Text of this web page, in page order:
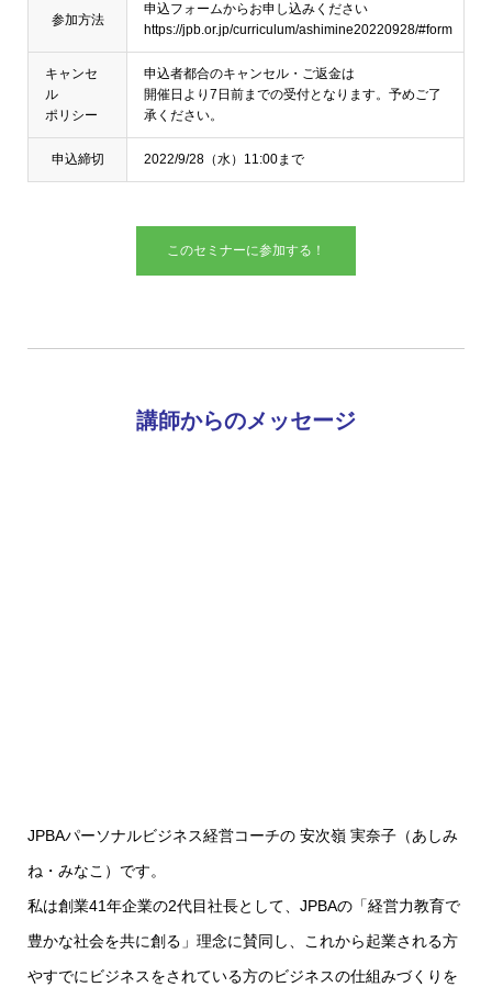
参加方法
申込フォームからお申し込みください
https://jpb.or.jp/curriculum/ashimine20220928/#form
キャンセ
ル
ポリシー
申込者都合のキャンセル・ご返金は
開催日より7日前までの受付となります。予めご了
承ください。
申込締切 2022/9/28（水）11:00まで
このセミナーに参加する！
講師からのメッセージ
JPBAパーソナルビジネス経営コーチの 安次嶺 実奈子（あしみ
ね・みなこ）です。
私は創業41年企業の2代目社長として、JPBAの「経営力教育で
豊かな社会を共に創る」理念に賛同し、これから起業される方
やすでにビジネスをされている方のビジネスの仕組みづくりを